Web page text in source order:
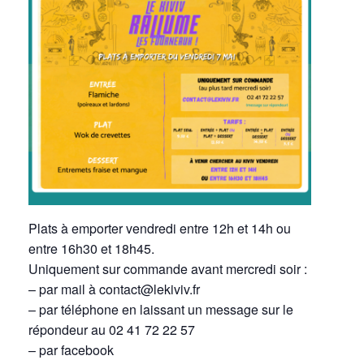
Plats à emporter vendredi entre 12h et 14h ou
entre 16h30 et 18h45.
Uniquement sur commande avant mercredi soir :
– par mail à contact@lekiviv.fr
– par téléphone en laissant un message sur le
répondeur au 02 41 72 22 57
– par facebook